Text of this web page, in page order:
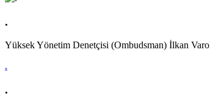
.
Yüksek Yönetim Denetçisi (Ombudsman) İlkan
.
.